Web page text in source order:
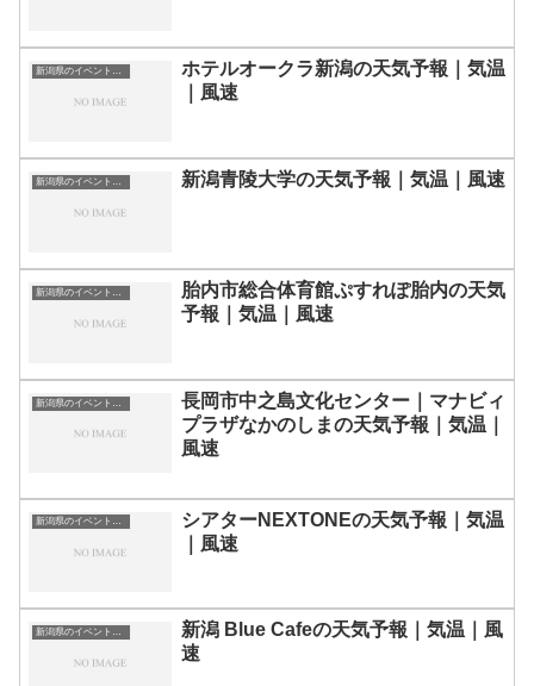
新潟県のイベント会場一覧
ホテルオークラ新潟の天気予報｜気温
｜風速
新潟県のイベント会場一覧 新潟青陵大学の天気予報｜気温｜風速
新潟県のイベント会場一覧
胎内市総合体育館ぷすれぽ胎内の天気
予報｜気温｜風速
新潟県のイベント会場一覧
長岡市中之島文化センター｜マナビィ
プラザなかのしまの天気予報｜気温｜
風速
新潟県のイベント会場一覧
シアターNEXTONEの天気予報｜気温
｜風速
新潟県のイベント会場一覧
新潟 Blue Cafeの天気予報｜気温｜風
速